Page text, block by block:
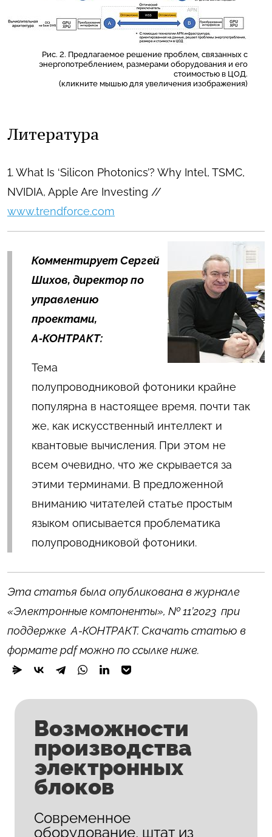
Рис. 2. Предлагаемое решение проблем, связанных с
энергопотреблением, размерами оборудования и его
стоимостью в ЦОД.
(кликните мышью для увеличения изображения)
Литература
1. What Is ‘Silicon Photonics’? Why Intel, TSMC,
NVIDIA, Apple Are Investing //
www.trendforce.com
Комментирует Сергей
Шихов, директор по
управлению
проектами,
А‑КОНТРАКТ:
Тема
полупроводниковой фотоники крайне
популярна в настоящее время, почти так
же, как искусственный интеллект и
квантовые вычисления. При этом не
всем очевидно, что же скрывается за
этими терминами. В предложенной
вниманию читателей статье простым
языком описывается проблематика
полупроводниковой фотоники.
Эта статья была опубликована в журнале
«Электронные компоненты», № 11’2023 при
поддержке А-КОНТРАКТ. Скачать статью в
формате pdf можно по ссылке ниже.
Возможности
производства
электронных
блоков
Современное
оборудование, штат из